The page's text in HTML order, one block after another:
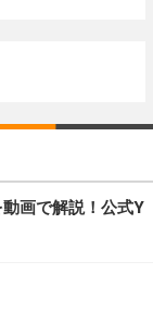
画で解説！公式Y